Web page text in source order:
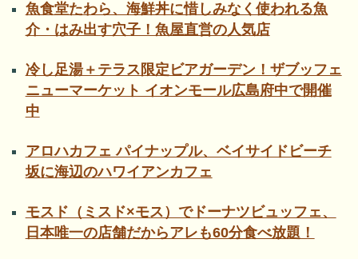
魚食堂たわら、海鮮丼に惜しみなく使われる魚
介・はみ出す穴子！魚屋直営の人気店
冷し足湯＋テラス限定ビアガーデン！ザブッフェ
ニューマーケット イオンモール広島府中で開催
中
アロハカフェ パイナップル、ベイサイドビーチ
坂に海辺のハワイアンカフェ
モスド（ミスド×モス）でドーナツビュッフェ、
日本唯一の店舗だからアレも60分食べ放題！